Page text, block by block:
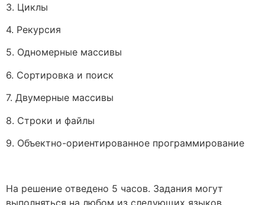
3. Циклы
4. Рекурсия
5. Одномерные массивы
6. Сортировка и поиск
7. Двумерные массивы
8. Строки и файлы
9. Объектно-ориентированное программирование
На решение отведено 5 часов. Задания могут
выполняться на любом из следующих языков